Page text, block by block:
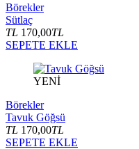
Börekler
Sütlaç
TL 170,00TL
SEPETE EKLE
YENİ
Börekler
Tavuk Göğsü
TL 170,00TL
SEPETE EKLE